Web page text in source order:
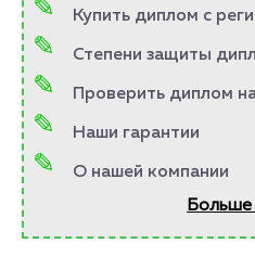
Купить диплом с
Степени защиты
Проверить диплом
Наши гарантии
О нашей компании